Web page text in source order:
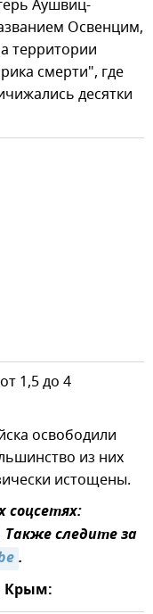
Аушвиц-
Освенцим,
территории
смерти", где
десятки
1,5 до 4
освободили
из них
истощены.
соцсетях:
Также следите за
.
Крым: